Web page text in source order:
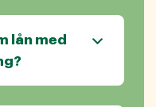
lån med